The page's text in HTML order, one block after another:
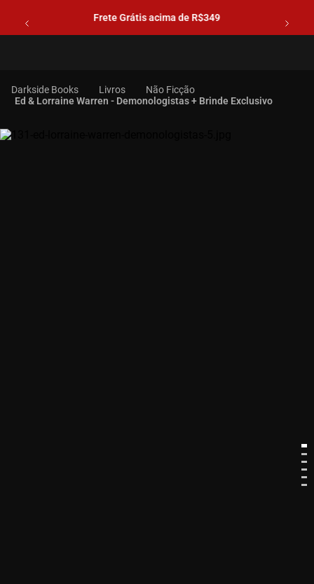
Frete Grátis acima de R$349
Livros
Não Ficção
Ed & Lorraine Warren - Demonologistas + Brinde Exclusivo